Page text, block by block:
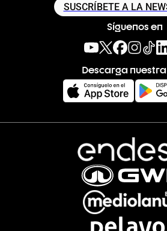
SUSCRÍBETE A LA
Síguenos en
Descarga